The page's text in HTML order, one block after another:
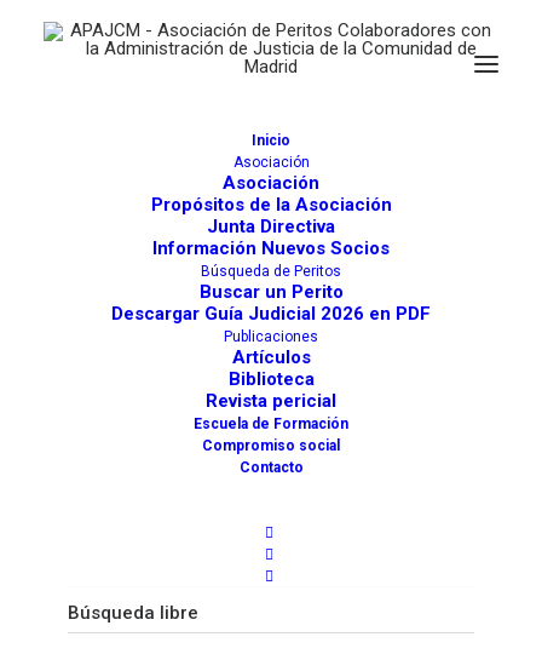
Inicio
Asociación
Asociación
Propósitos de la Asociación
Junta Directiva
Información Nuevos Socios
Búsqueda de Peritos
Buscar un Perito
Descargar Guía Judicial 2026 en PDF
Publicaciones
Artículos
Biblioteca
Revista pericial
Escuela de Formación
Compromiso social
Contacto
Domótica
Buscar
Directorio de PeritosDirectorio Juzgados y Otros